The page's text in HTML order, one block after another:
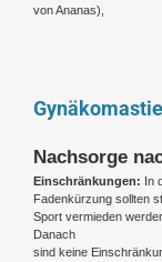
von Ananas),
Nachsorge
Einschränkungen: In
Fadenkürzung sollten
Sport vermieden
Danach
sind keine